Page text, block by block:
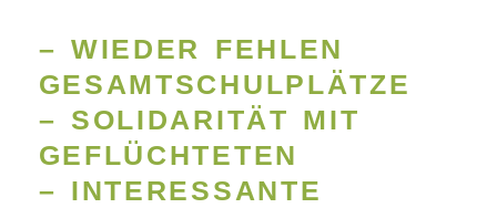
– WIEDER FEHLEN
GESAMTSCHULPLÄTZE
– SOLIDARITÄT MIT
GEFLÜCHTETEN
– INTERESSANTE